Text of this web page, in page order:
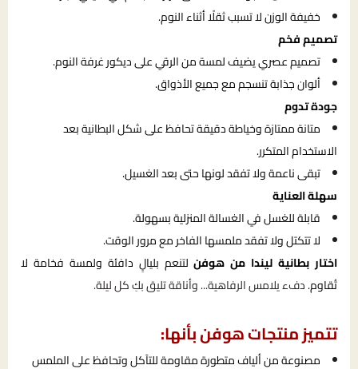
خفيفة الوزن لا تسبب ثقلًا أثناء النوم.
تصميم فخم
تصميم عصري يضيف لمسة من الرقي على ديكور غرفة النوم.
ألوان جذابة تنسجم مع جميع الأذواق.
جودة تدوم
متانة ممتازة وخياطة دقيقة تحافظ على شكل البطانية بعد
الاستخدام المتكرر.
تبقى ناعمة ولا تفقد لونها حتى بعد الغسيل.
سهلة العناية
قابلة للغسل في الغسالة المنزلية بسهولة.
لا تتكتل ولا تفقد ملمسها الفاخر مع مرور الوقت.
اختار بطانية ليندا من هوفنلتنعم بليالٍ دافئة ولمسة فخامة لا
تُقاوم.دفء يلامس الرفاهية... وأناقة تليق بكِ كل ليلة.
تتميز منتجات هوفن بأنها:
مصنوعة من ألياف متطورة مقاومة للتآكل وتحافظ على الملمس